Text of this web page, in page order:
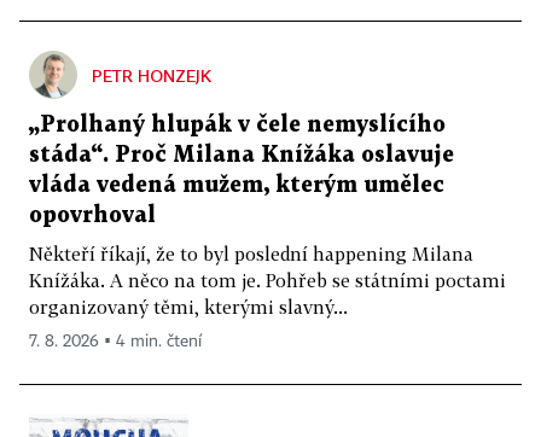
PETR HONZEJK
„Prolhaný hlupák v čele nemyslícího
stáda“. Proč Milana Knížáka oslavuje
vláda vedená mužem, kterým umělec
opovrhoval
Někteří říkají, že to byl poslední happening Milana
Knížáka. A něco na tom je. Pohřeb se státními poctami
organizovaný těmi, kterými slavný...
7. 8. 2026 ▪ 4 min. čtení